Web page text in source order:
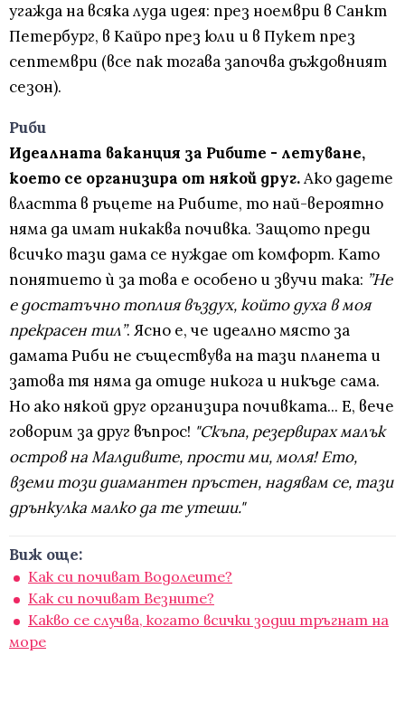
угажда на всяка луда идея: през ноември в Санкт
Петербург, в Кайро през юли и в Пукет през
септември (все пак тогава започва дъждовният
сезон).
Риби
Идеалната ваканция за Рибите - летуване,
което се организира от някой друг.Ако дадете
властта в ръцете на Рибите, то най-вероятно
няма да имат никаква почивка. Защото преди
всичко тази дама се нуждае от комфорт. Като
понятието ѝ за това е особено и звучи така: ”Не
е достатъчно топлия въздух, който духа в моя
прекрасен тил”. Ясно е, че идеално място за
дамата Риби не съществува на тази планета и
затова тя няма да отиде никога и никъде сама.
Но ако някой друг организира почивката... Е, вече
говорим за друг въпрос! "Скъпа, резервирах малък
остров на Малдивите, прости ми, моля! Ето,
вземи този диамантен пръстен, надявам се, тази
дрънкулка малко да те утеши."
Виж още:
Как си почиват Водолеите?
Как си почиват Везните?
Какво се случва, когато всички зодии тръгнат на
море